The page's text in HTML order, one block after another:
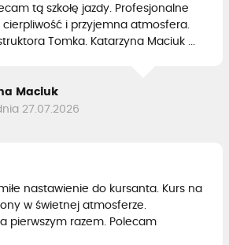
tą szkołę jazdy. Profesjonalne
cierpliwość i przyjemna atmosfera.
Tomka. Katarzyna Maciuk ...
Maciuk
27.07.2026
nastawienie do kursanta. Kurs na
w świetnej atmosferze.
pierwszym razem. Polecam